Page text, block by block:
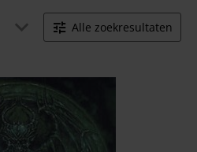
Alle zoekresultaten